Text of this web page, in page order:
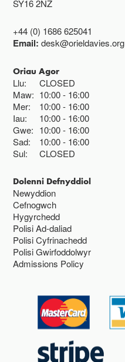
SY16 2NZ
+44 (0) 1686 625041
Email:desk@orieldavies.org
Oriau Agor
Llu:
CLOSED
Maw: 10:00 16:00
Mer:
10:00 16:00
Iau:
10:00 16:00
Gwe: 10:00 16:00
Sad:
10:00 16:00
Sul:
CLOSED
Dolenni Defnyddiol
Newyddion
Cefnogwch
Hygyrchedd
Polisi Ad-daliad
Polisi Cyfrinachedd
Polisi Gwirfoddolwyr
Admissions Policy